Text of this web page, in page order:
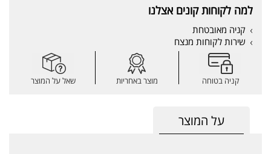
למה לקוחות קונים אצלנו
קניה מאובטחת
שירות לקוחות מנצח
קניה בטוחה מוצר באחריות שאל על המוצר
על המוצר